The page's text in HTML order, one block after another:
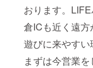
おります。
倉ICも近く遠方
遊びに来やすい
まずは今営業